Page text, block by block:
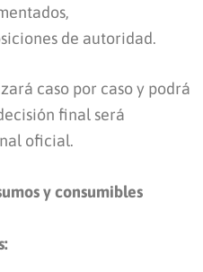
de autoridad.
caso por caso y podrá
final será
oficial.
y consumibles